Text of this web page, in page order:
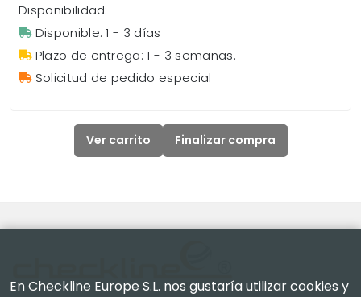
Disponibilidad:
Disponible: 1 - 3 días
Plazo de entrega: 1 - 3 semanas.
Solicitud de pedido especial
Ver carrito Finalizar compra
En Checkline Europe S.L. nos gustaría utilizar cookies y